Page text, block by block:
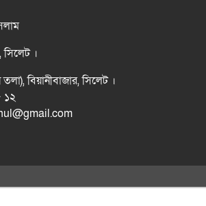
সিলেট ।
বিয়ানীবাজার, সিলেট ।
১২